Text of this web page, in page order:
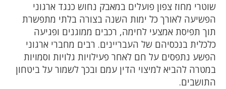
שוטרי מחוז צפון פועלים במאבק נחוש כנגד ארגוני
הפשיעה לאורך כל ימות השנה בצורה בלתי מתפשרת
תוך תפיסת אמצעי לחימה, רכבים ממוגנים ופגיעה
כלכלית בנכסיהם של העבריינים. רבים מחברי ארגוני
הפשע נתפסים על חם לאחר פעילויות גלויות וסמויות
במטרה להביא למיצוי הדין עמם ובכך לשמור על ביטחון
התושבים.